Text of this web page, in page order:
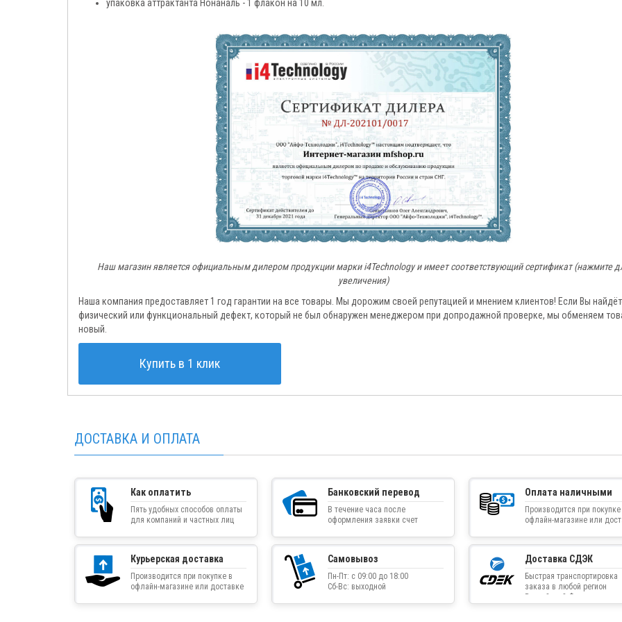
упаковка аттрактанта Нонаналь - 1 флакон на 10 мл.
Наш магазин является официальным дилером продукции марки i4Technology и имеет соответствующий сертификат (нажмите
увеличения)
Наша компания предоставляет 1 год гарантии на все товары. Мы дорожим своей репутацией и мнением клиентов! Если Вы
физический или функциональный дефект, который не был обнаружен менеджером при допродажной проверке, мы обменяем
новый.
Купить в 1 клик
ДОСТАВКА И ОПЛАТА
Как оплатить
Пять удобных способов оплаты
для компаний и частных лиц
Банковский перевод
В течение часа после
оформления заявки счет
Оплата наличными
Производится при
офлайн-магазине или
Курьерская доставка
Производится при покупке в
офлайн-магазине или доставке
Самовывоз
Пн-Пт: с 09:00 до 18:00
Сб-Вс: выходной
Доставка СДЭК
Быстрая транспортировка
заказа в любой регион
Российской Федерации